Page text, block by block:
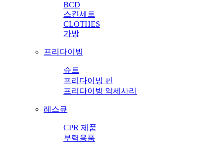
BCD
스킨세트
CLOTHES
가방
프리다이빙
슈트
프리다이빙 핀
프리다이빙 악세사리
레스큐
CPR 제품
부력용품